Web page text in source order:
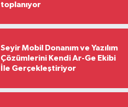
toplanıyor
Seyir Mobil Donanım ve Yazılım
Çözümlerini Kendi Ar-Ge Ekibi
İle Gerçekleştiriyor